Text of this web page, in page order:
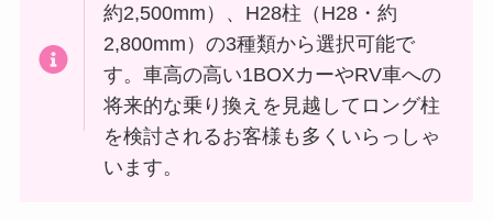
約2,500mm）、H28柱（H28・約
2,800mm）の3種類から選択可能で
す。車高の高い1BOXカーやRV車への
将来的な乗り換えを見越してロング柱
を検討されるお客様も多くいらっしゃ
います。